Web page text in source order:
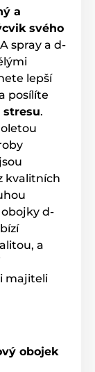
a
svého
spray a d-
lepší
posílíte
stresu.
kvalitních
d-
a
majiteli
obojek